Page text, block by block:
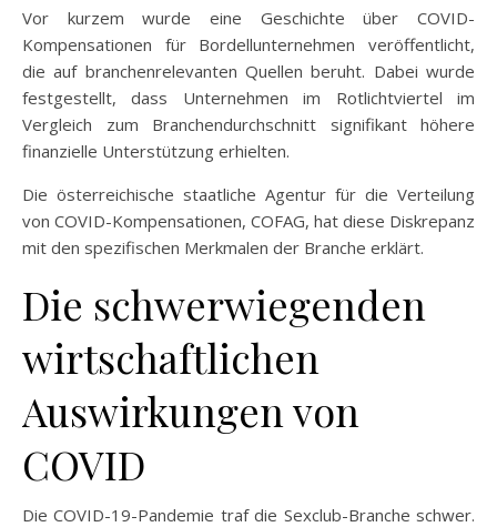
Vor kurzem wurde eine Geschichte über COVID-
Kompensationen für Bordellunternehmen veröffentlicht,
die auf branchenrelevanten Quellen beruht. Dabei wurde
festgestellt, dass Unternehmen im Rotlichtviertel im
Vergleich zum Branchendurchschnitt signifikant höhere
finanzielle Unterstützung erhielten.
Die österreichische staatliche Agentur für die Verteilung
von COVID-Kompensationen, COFAG, hat diese Diskrepanz
mit den spezifischen Merkmalen der Branche erklärt.
Die schwerwiegenden
wirtschaftlichen
Auswirkungen von
COVID
Die COVID-19-Pandemie traf die Sexclub-Branche schwer.